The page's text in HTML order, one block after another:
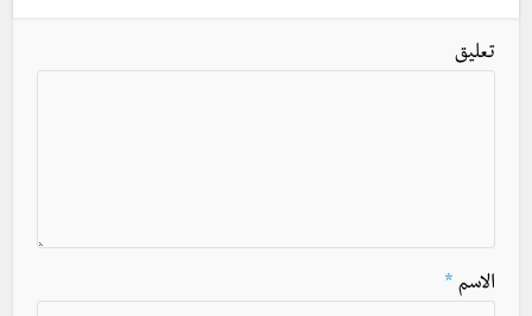
تعليق
الاسم *